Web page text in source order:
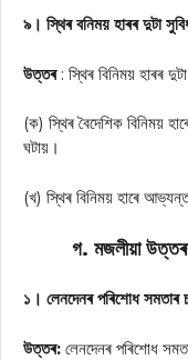
৯। স্থিৰ বনিময় হাৰৰ দুটা
উত্তৰ: স্থিৰ বিনিময় হাৰৰ
(ক) স্থিৰ বৈদেশিক বিনিময়
ঘটায়।
(খ) স্থিৰ বিনিময় হাৰে
গ. মজলীয়া
১। লেনদেনৰ পৰিশোধ সমতাৰ
উত্তৰ: লেনদেনৰ পৰিশোধ